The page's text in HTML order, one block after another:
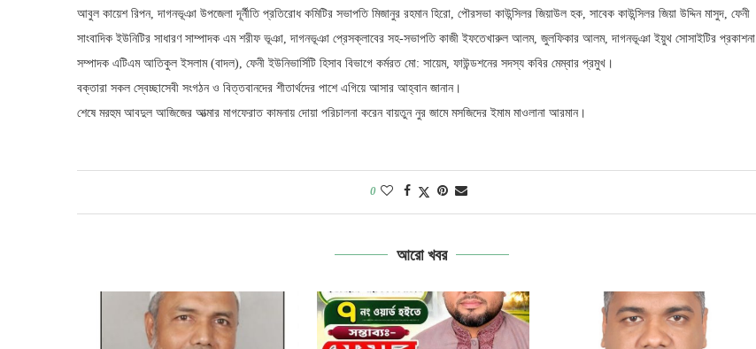
আবুল কায়েশ রিপন, দাগনভূঞা উপজেলা দূর্নীতি প্রতিরোধ কমিটির সভাপতি মিজানুর রহমান হিরো, পৌরসভা কাউন্সিলর জিয়াউল হক, সাবেক কাউন্সিলর জিয়া উদ্দিন মাসুদ, ফেনী
সাংবাদিক ইউনিটির সাধারণ সাম্পাদক এম শরীফ ভূঞা, দাগনভূঞা প্রেসক্লাবের সহ-সভাপতি কাজী ইফতেখারুল আলম, জুলফিকার আলম, দাগনভূঞা ইয়ুথ সোসাইটির প্রকাশনা
সম্পাদক এটিএম আতিকুল ইসলাম (বাদল), ফেনী ইউনিভার্সিটি হিসাব বিভাগে কর্মরত মো: সায়েম, ফাউন্ডশনের সদস্য কবির মেম্বার প্রমুখ।
বক্তারা সকল স্বেচ্ছাসেবী সংগঠন ও বিত্তবানদের শীতার্থদের পাশে এগিয়ে আসার আহ্বান জানান।
শেষে মরহুম আবদুল আজিজের আত্মার মাগফেরাত কামনায় দোয়া পরিচালনা করেন বায়তুন নুর জামে মসজিদের ইমাম মাওলানা আরমান।
0
আরো খবর